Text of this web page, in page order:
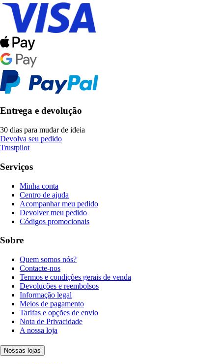
Entrega e devolução
30 dias para mudar de ideia
Devolva seu pedido
Trustpilot
Serviços
Minha conta
Centro de ajuda
Acompanhar meu pedido
Devolver meu pedido
Códigos promocionais
Sobre
Quem somos nós?
Contacte-nos
Termos e condições gerais de venda
Devoluções e reembolsos
Informação legal
Meios de pagamento
Tarifas e opções de envio
Nota de Privacidade
A nossa loja
Nossas lojas